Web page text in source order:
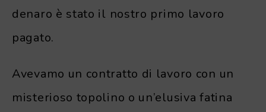
denaro è stato il nostro primo lavoro
pagato.
Avevamo un contratto di lavoro con un
misterioso topolino o un’elusiva fatina